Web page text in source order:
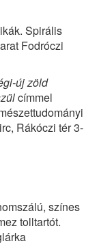
Spirális
Fodróczi
új zöld
címmel
Rákóczi tér 3-
színes
tolltartót.